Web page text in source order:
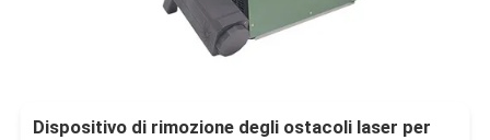
Dispositivo di rimozione degli ostacoli laser per